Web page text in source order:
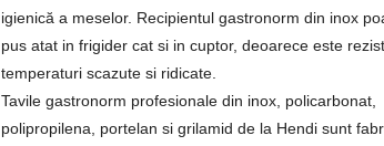
igienică a meselor. Recipientul gastronorm din inox
pus atat in frigider cat si in cuptor, deoarece este
temperaturi scazute si ridicate.
Tavile gastronorm profesionale din inox, policarbonat,
polipropilena, portelan si grilamid de la Hendi sunt